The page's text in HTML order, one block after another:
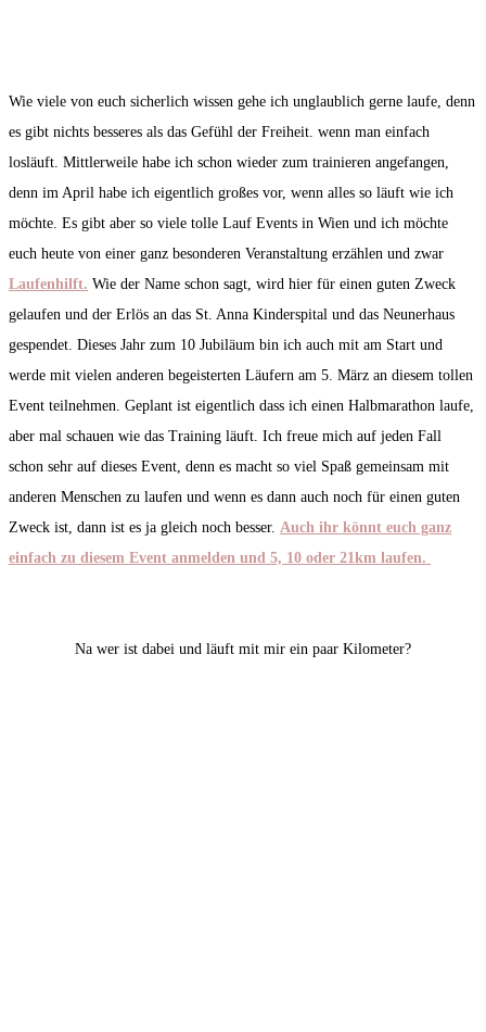
Wie viele von euch sicherlich wissen gehe ich unglaublich gerne laufe, denn
es gibt nichts besseres als das Gefühl der Freiheit. wenn man einfach
losläuft. Mittlerweile habe ich schon wieder zum trainieren angefangen,
denn im April habe ich eigentlich großes vor, wenn alles so läuft wie ich
möchte. Es gibt aber so viele tolle Lauf Events in Wien und ich möchte
euch heute von einer ganz besonderen Veranstaltung erzählen und zwar
Laufenhilft. Wie der Name schon sagt, wird hier für einen guten Zweck
gelaufen und der Erlös an das St. Anna Kinderspital und das Neunerhaus
gespendet. Dieses Jahr zum 10 Jubiläum bin ich auch mit am Start und
werde mit vielen anderen begeisterten Läufern am 5. März an diesem tollen
Event teilnehmen. Geplant ist eigentlich dass ich einen Halbmarathon laufe,
aber mal schauen wie das Training läuft. Ich freue mich auf jeden Fall
schon sehr auf dieses Event, denn es macht so viel Spaß gemeinsam mit
anderen Menschen zu laufen und wenn es dann auch noch für einen guten
Zweck ist, dann ist es ja gleich noch besser. Auch ihr könnt euch ganz
einfach zu diesem Event anmelden und 5, 10 oder 21km laufen.
Na wer ist dabei und läuft mit mir ein paar Kilometer?